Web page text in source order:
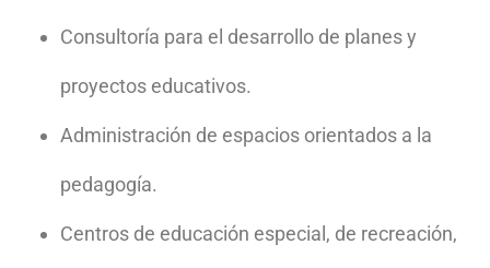
Consultoría para el desarrollo de planes y
proyectos educativos.
Administración de espacios orientados a la
pedagogía.
Centros de educación especial, de recreación,